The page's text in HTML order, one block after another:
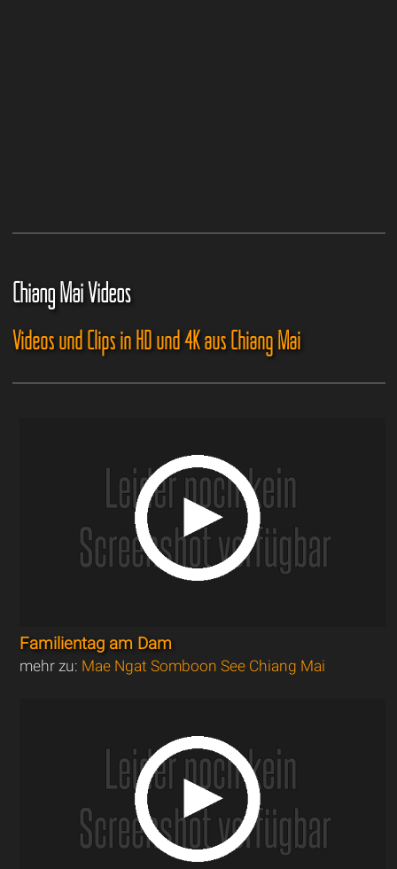
Chiang Mai Videos
Videos und Clips in HD und 4K aus Chiang Mai
Familientag am Dam
mehr zu: Mae Ngat Somboon See Chiang Mai